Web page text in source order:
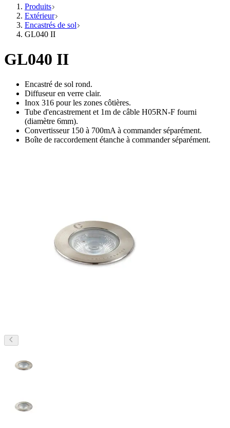
Produits
Extérieur
Encastrés de sol
GL040 II
GL040 II
Encastré de sol rond.
Diffuseur en verre clair.
Inox 316 pour les zones côtières.
Tube d'encastrement et 1m de câble H05RN-F fourni
(diamètre 6mm).
Convertisseur 150 à 700mA à commander séparément.
Boîte de raccordement étanche à commander séparément.